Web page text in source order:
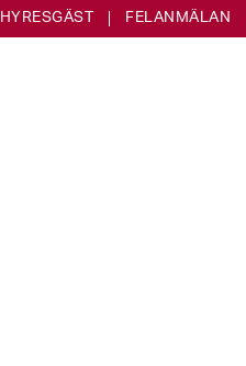
HYRESGÄST FELANMÄLAN